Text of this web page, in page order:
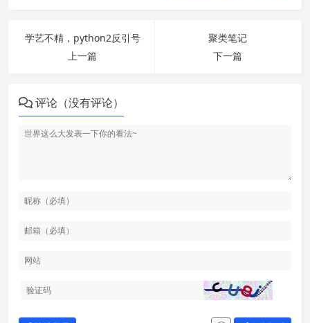
学艺不精，python2反引号
上一篇
聚类笔记
下一篇
评论（没有评论）